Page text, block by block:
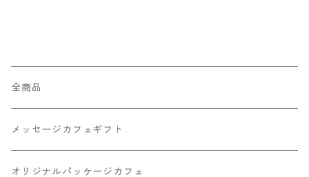
全商品
メッセージカフェギフト
オリジナルパッケージカフェ